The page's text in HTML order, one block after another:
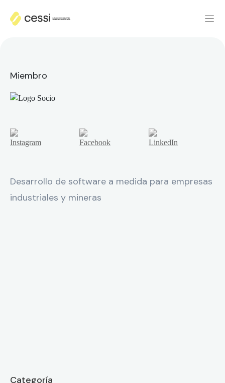
Miembro
Desarrollo de software a medida para empresas
industriales y mineras
Categoría